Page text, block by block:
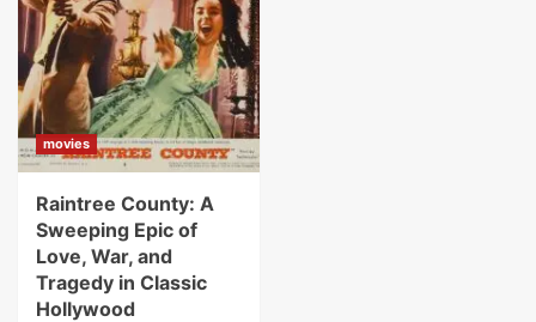
movies
Raintree County: A
Sweeping Epic of
Love, War, and
Tragedy in Classic
Hollywood